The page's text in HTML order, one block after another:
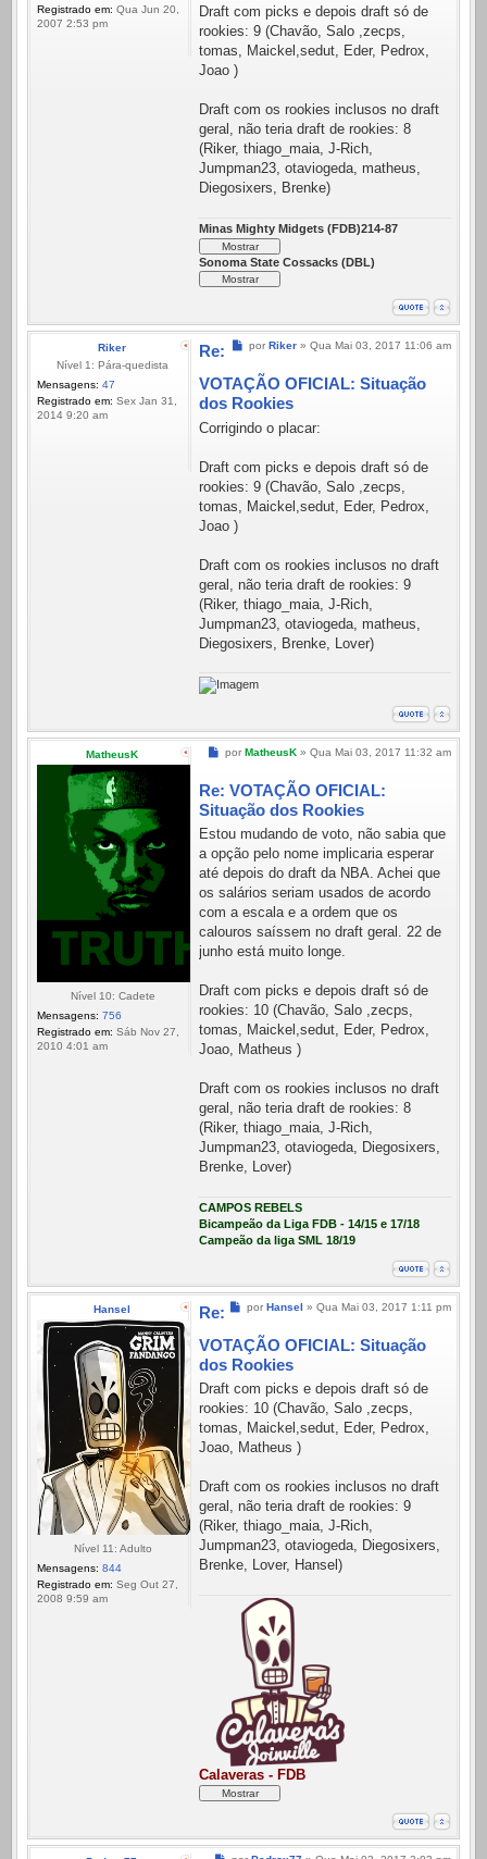
Registrado em: Qua Jun 20,
2007 2:53 pm
Draft com picks e depois draft só de
rookies: 9 (Chavão, Salo ,zecps,
tomas, Maickel,sedut, Eder, Pedrox,
Joao )
Draft com os rookies inclusos no draft
geral, não teria draft de rookies: 8
(Riker, thiago_maia, J-Rich,
Jumpman23, otaviogeda, matheus,
Diegosixers, Brenke)
Minas Mighty Midgets (FDB)214-87
Sonoma State Cossacks (DBL)
Riker
Nível 1: Pára-quedista
Mensagens: 47
Registrado em: Sex Jan 31,
2014 9:20 am
Mensagem
por Riker » Qua Mai 03, 2017 11:06 am
Re:
VOTAÇÃO OFICIAL: Situação
dos Rookies
Corrigindo o placar:
Draft com picks e depois draft só de
rookies: 9 (Chavão, Salo ,zecps,
tomas, Maickel,sedut, Eder, Pedrox,
Joao )
Draft com os rookies inclusos no draft
geral, não teria draft de rookies: 9
(Riker, thiago_maia, J-Rich,
Jumpman23, otaviogeda, matheus,
Diegosixers, Brenke, Lover)
MatheusK
Nível 10: Cadete
Mensagens: 756
Registrado em: Sáb Nov 27,
2010 4:01 am
Mensagem
por MatheusK » Qua Mai 03, 2017 11:32 am
Re: VOTAÇÃO OFICIAL:
Situação dos Rookies
Estou mudando de voto, não sabia que
a opção pelo nome implicaria esperar
até depois do draft da NBA. Achei que
os salários seriam usados de acordo
com a escala e a ordem que os
calouros saíssem no draft geral. 22 de
junho está muito longe.
Draft com picks e depois draft só de
rookies: 10 (Chavão, Salo ,zecps,
tomas, Maickel,sedut, Eder, Pedrox,
Joao, Matheus )
Draft com os rookies inclusos no draft
geral, não teria draft de rookies: 8
(Riker, thiago_maia, J-Rich,
Jumpman23, otaviogeda, Diegosixers,
Brenke, Lover)
CAMPOS REBELS
Bicampeão da Liga FDB - 14/15 e 17/18
Campeão da liga SML 18/19
Hansel
Nível 11: Adulto
Mensagens: 844
Registrado em: Seg Out 27,
2008 9:59 am
Mensagem
por Hansel » Qua Mai 03, 2017 1:11 pm
Re:
VOTAÇÃO OFICIAL: Situação
dos Rookies
Draft com picks e depois draft só de
rookies: 10 (Chavão, Salo ,zecps,
tomas, Maickel,sedut, Eder, Pedrox,
Joao, Matheus )
Draft com os rookies inclusos no draft
geral, não teria draft de rookies: 9
(Riker, thiago_maia, J-Rich,
Jumpman23, otaviogeda, Diegosixers,
Brenke, Lover, Hansel)
Calaveras - FDB